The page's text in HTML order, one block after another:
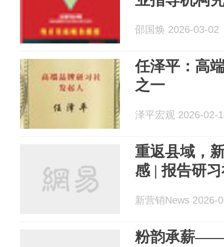
邵国焕 2026-03-02
任泽平：高
之一
泽平宏观 2026-02-
重返县域，
感 | 报告研
新营销News 2026-
粉韵承薪——